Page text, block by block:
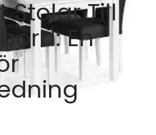
Stolar Till
En